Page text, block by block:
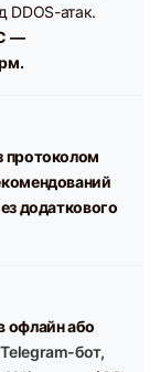
DDOS-атак.
—
протоколом
додаткового
офлайн або
Telegram-бот,